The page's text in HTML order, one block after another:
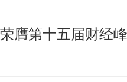
膺第十五届财经